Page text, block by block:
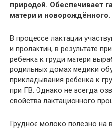
природой. Обеспечивает
матери и новорождённого.
В процессе лактации
и пролактин, в результате
ребенка к груди матери
родильных домах медики
прикладывания ребенка к
при ГВ. Однако не всегда
свойства лактационного
Грудное молоко полезно на